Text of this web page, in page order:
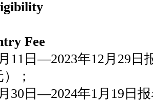
Fee
11日—2023年12月29日
；
30日—2024年1月19日